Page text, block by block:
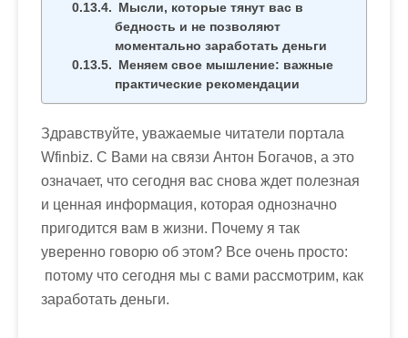
Мысли, которые тянут вас в
бедность и не позволяют
моментально заработать деньги
Меняем свое мышление: важные
практические рекомендации
Здравствуйте, уважаемые читатели портала
Wfinbiz. С Вами на связи Антон Богачов, а это
означает, что сегодня вас снова ждет полезная
и ценная информация, которая однозначно
пригодится вам в жизни. Почему я так
уверенно говорю об этом? Все очень просто:
потому что сегодня мы с вами рассмотрим, как
заработать деньги.